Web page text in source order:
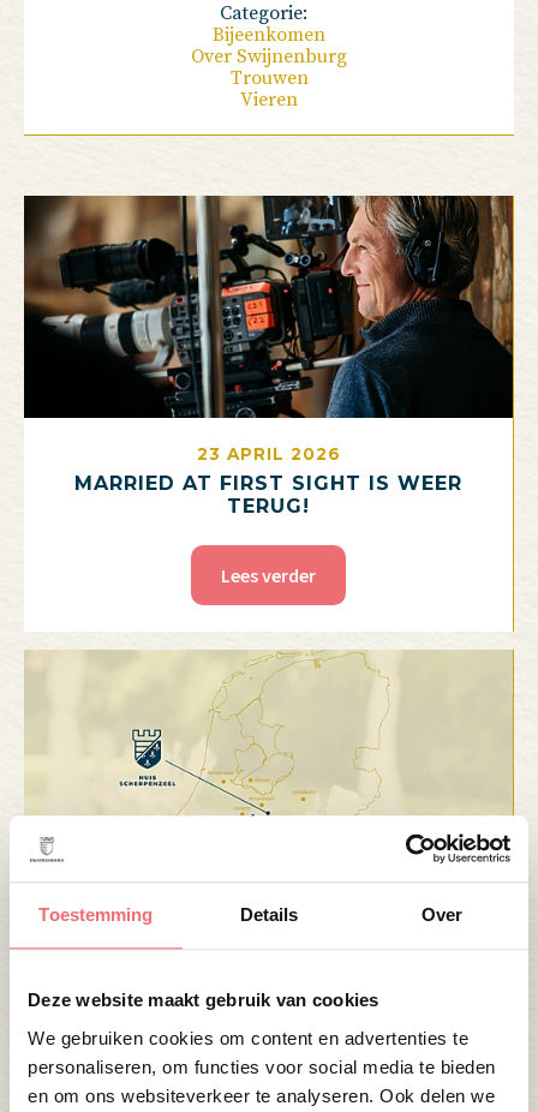
Toestemming Details Over
Deze website maakt gebruik van cookies
We gebruiken cookies om content en advertenties te
personaliseren, om functies voor social media te bieden
en om ons websiteverkeer te analyseren. Ook delen we
Categorie:
Bijeenkomen
Over Swijnenburg
Trouwen
Vieren
23 APRIL 2026
MARRIED AT FIRST SIGHT IS WEER
TERUG!
Lees verder
10 APRIL 2026
Lees verder